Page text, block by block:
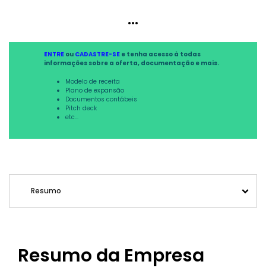
Resumo
Resumo da Empresa
...
ENTREou CADASTRE-SEe tenha acesso à todas
informações sobre a oferta, documentação e mais.
Modelo de receita
Plano de expansão
Documentos contábeis
Pitch deck
etc...